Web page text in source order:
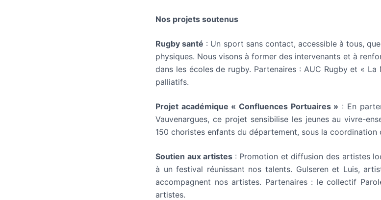
Nos projets soutenus
Rugby santé : Un sport sans contact, accessible à tous,
physiques. Nous visons à former des intervenants et à
dans les écoles de rugby. Partenaires : AUC Rugby et «
palliatifs.
Projet académique « Confluences Portuaires » : En
Vauvenargues, ce projet sensibilise les jeunes au vivre-
150 choristes enfants du département, sous la coordination
Soutien aux artistes : Promotion et diffusion des artistes
à un festival réunissant nos talents. Gulseren et Luis,
accompagnent nos artistes. Partenaires : le collectif
artistes.